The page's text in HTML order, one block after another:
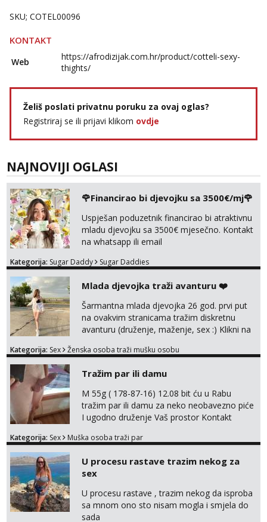
SKU; COTEL00096
KONTAKT
Web
https://afrodizijak.com.hr/product/cotteli-sexy-
thights/
Želiš poslati privatnu poruku za ovaj oglas?
Registriraj se ili prijavi klikom ovdje
NAJNOVIJI OGLASI
🌹Financirao bi djevojku sa 3500€/mj🌹
Uspješan poduzetnik financirao bi atraktivnu
mladu djevojku sa 3500€ mjesečno. Kontakt
na whatsapp ili email
Kategorija: Sugar Daddy Sugar Daddies
Mlada djevojka traži avanturu ❤️
Šarmantna mlada djevojka 26 god. prvi put
na ovakvim stranicama tražim diskretnu
avanturu (druženje, maženje, sex :) Klikni na
Kategorija: Sex Ženska osoba traži mušku osobu
Tražim par ili damu
M 55g ( 178-87-16) 12.08 bit ću u Rabu
tražim par ili damu za neko neobavezno piće
I ugodno druženje Vaš prostor Kontakt
Kategorija: Sex Muška osoba traži par
U procesu rastave trazim nekog za
sex
U procesu rastave , trazim nekog da isproba
sa mnom ono sto nisam mogla i smjela do
sada